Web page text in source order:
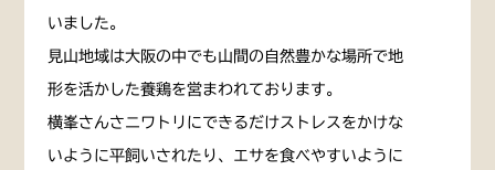
いました。
見山地域は大阪の中でも山間の自然豊かな場所で地
形を活かした養鶏を営まわれております。
横峯さんさニワトリにできるだけストレスをかけな
いように平飼いされたり、エサを食べやすいように